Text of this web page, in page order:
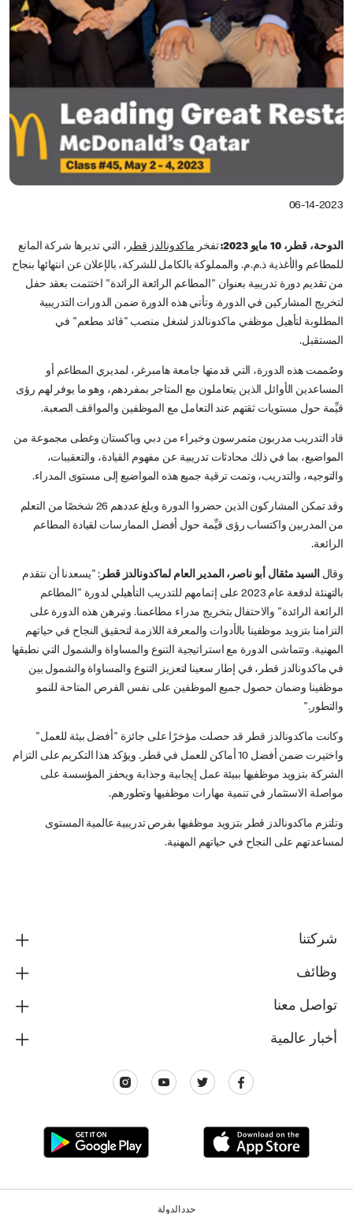
06-14-2023
الدوحة، قطر، 10 مايو 2023: تفخر ماكدونالدز قطر ، التي تديرها شركة المانع
للمطاعم والأغذية ذ.م.م. والمملوكة بالكامل للشركة، بالإعلان عن انتهائها بنجاح
من تقديم دورة تدريبية بعنوان "المطاعم الرائعة الرائدة" اختتمت بعقد حفل
لتخريج المشاركين في الدورة. وتأتي هذه الدورة ضمن الدورات التدريبية
المطلوبة لتأهيل موظفي ماكدونالدز لشغل منصب "قائد مطعم" في
المستقبل.
وصُممت هذه الدورة، التي قدمتها جامعة هامبرغر، لمديري المطاعم أو
المساعدين الأوائل الذين يتعاملون مع المتاجر بمفردهم، وهو ما يوفر لهم رؤى
قيِّمة حول مستويات ثقتهم عند التعامل مع الموظفين والمواقف الصعبة.
قاد التدريب مدربون متمرسون وخبراء من دبي وباكستان وغطى مجموعة من
المواضيع، بما في ذلك محادثات تدريبية عن مفهوم القيادة، والتعقيبات،
والتوجيه، والتدريب، وتمت ترقية جميع هذه المواضيع إلى مستوى المدراء.
وقد تمكن المشاركون الذين حضروا الدورة وبلغ عددهم 26 شخصًا من التعلم
من المدربين واكتساب رؤى قيِّمة حول أفضل الممارسات لقيادة المطاعم
الرائعة.
وقال السيد مثقال أبو ناصر، المدير العام لماكدونالدز قطر : "يسعدنا أن نتقدم
بالتهنئة لدفعة عام 2023 على إتمامهم للتدريب التأهيلي لدورة "المطاعم
الرائعة الرائدة" والاحتفال بتخريج مدراء مطاعمنا. وتبرهن هذه الدورة على
التزامنا بتزويد موظفينا بالأدوات والمعرفة اللازمة لتحقيق النجاح في حياتهم
المهنية. وتتماشى الدورة مع استراتيجية التنوع والمساواة والشمول التي نطبقها
في ماكدونالدز قطر، في إطار سعينا لتعزيز التنوع والمساواة والشمول بين
موظفينا وضمان حصول جميع الموظفين على نفس الفرص المتاحة للنمو
والتطور."
وكانت ماكدونالدز قطر قد حصلت مؤخرًا على جائزة "أفضل بيئة للعمل"
واختيرت ضمن أفضل 10 أماكن للعمل في قطر. ويؤكد هذا التكريم على التزام
الشركة بتزويد موظفيها ببيئة عمل إيجابية وجذابة ويحفز المؤسسة على
مواصلة الاستثمار في تنمية مهارات موظفيها وتطورهم.
وتلتزم ماكدونالدز قطر بتزويد موظفيها بفرص تدريبية عالمية المستوى
لمساعدتهم على النجاح في حياتهم المهنية.
شركتنا
وظائف
تواصل معنا
أخبار عالمية
حدد الدولة